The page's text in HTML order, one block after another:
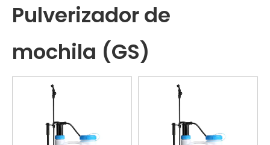
Pulverizador de
mochila (GS)